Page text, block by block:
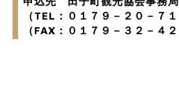
（TEL：０１７９－２０－７１
（FAX：０１７９－３２－４２